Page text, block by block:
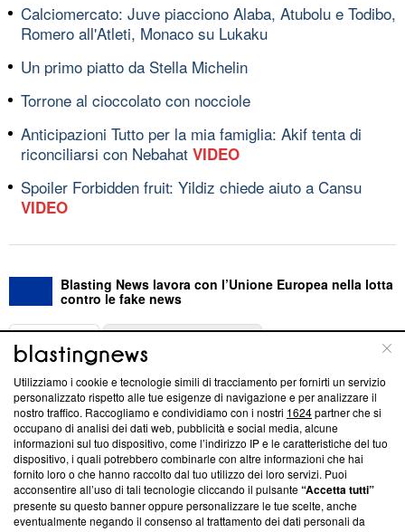
Calciomercato: Juve piacciono Alaba, Atubolu e Todibo,
Romero all'Atleti, Monaco su Lukaku
Un primo piatto da Stella Michelin
Torrone al cioccolato con nocciole
Anticipazioni Tutto per la mia famiglia: Akif tenta di
riconciliarsi con Nebahat VIDEO
Spoiler Forbidden fruit: Yildiz chiede aiuto a Cansu
VIDEO
Blasting News lavora con l’Unione Europea nella lotta
contro le fake news
ABOUT
Questa sezione offre informazioni trasparenti su Blasting
News, sui nostri processi editoriali e su come ci impegniamo a
creare news di qualità. Inoltre, afferma la nostra aderenza a
‘Trust Project - News with Integrity’Blasting News non è
ancora membro del programma, ma ha richiesto di farne
parte; Trust Project non ha ancora effettuato una verifica di
conformità agli standard.
Utilizziamo i cookie e tecnologie simili di tracciamento per fornirti un servizio
personalizzato rispetto alle tue esigenze di navigazione e per analizzare il
nostro traffico. Raccogliamo e condividiamo con i nostri 1624partner che si
occupano di analisi dei dati web, pubblicità e social media, alcune
informazioni sul tuo dispositivo, come l’indirizzo IP e le caratteristiche del tuo
dispositivo, i quali potrebbero combinarle con altre informazioni che hai
fornito loro o che hanno raccolto dal tuo utilizzo dei loro servizi. Puoi
acconsentire all’uso di tali tecnologie cliccando il pulsante“Accetta tutti”
presente su questo banner oppure personalizzare le tue scelte, anche
eventualmente negando il consenso al trattamento dei dati personali da